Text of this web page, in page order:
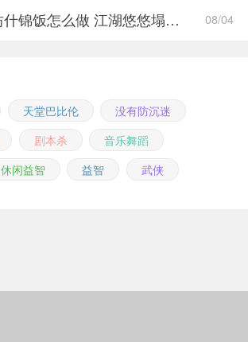
江湖悠悠塌坊什锦饭怎么做 江湖悠悠塌坊什锦饭食谱配方介绍 08/04
天堂巴比伦
没有防沉迷
剧本杀
音乐舞蹈
休闲益智 益智 武侠